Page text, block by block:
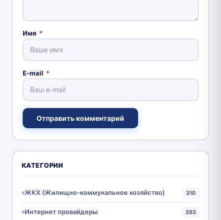
Имя *
E-mail *
Отправить комментарий
КАТЕГОРИИ
ЖКХ (Жилищно-коммунальное хозяйство) 310
Интернет провайдеры 293